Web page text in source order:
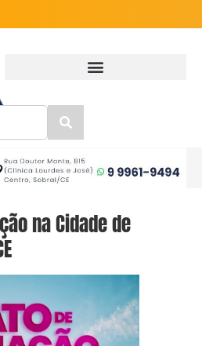
na Cidade de